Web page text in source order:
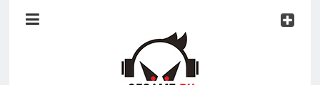
Консоли